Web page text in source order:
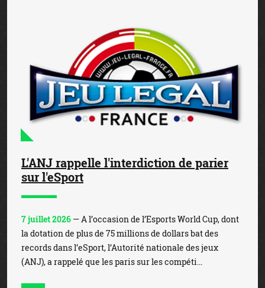
L'ANJ rappelle l'interdiction de parier
sur l'eSport
7 juillet 2026 — A l’occasion de l’Esports World Cup, dont
la dotation de plus de 75 millions de dollars bat des
records dans l’eSport, l’Autorité nationale des jeux
(ANJ), a rappelé que les paris sur les compéti...